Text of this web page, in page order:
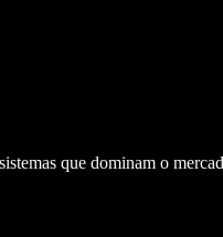
que dominam o